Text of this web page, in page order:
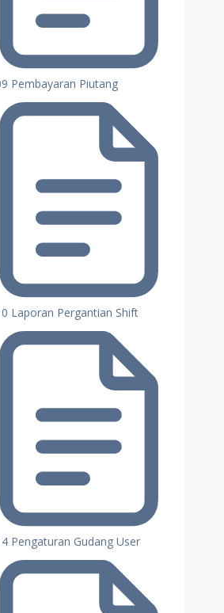
Pembayaran Piutang
Laporan Pergantian Shift
Pengaturan Gudang User